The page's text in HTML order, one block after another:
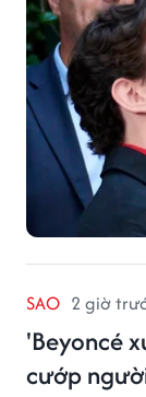
SAO 2 giờ
'Beyoncé
cướp